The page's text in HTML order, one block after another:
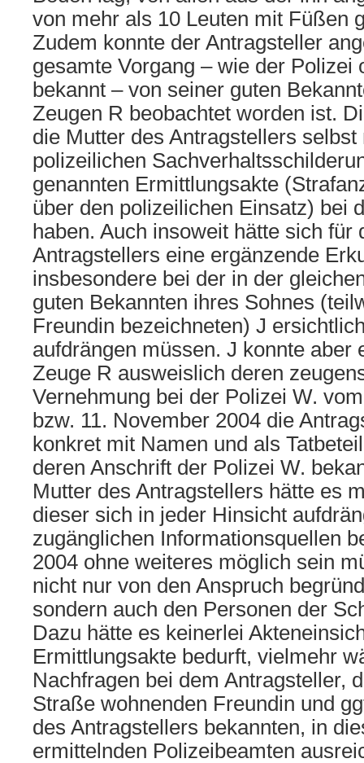
von mehr als 10 Leuten mit Füßen
Zudem konnte der Antragsteller
gesamte Vorgang – wie der Polizei
bekannt – von seiner guten
Zeugen R beobachtet worden ist.
die Mutter des Antragstellers selbst
polizeilichen
genannten Ermittlungsakte
über den polizeilichen Einsatz) bei
haben. Auch insoweit hätte sich für
Antragstellers eine ergänzende
insbesondere bei der in der
guten Bekannten ihres Sohnes
Freundin bezeichneten) J
aufdrängen müssen. J konnte aber
Zeuge R ausweislich deren
Vernehmung bei der Polizei W.
bzw. 11. November 2004 die
konkret mit Namen und als
deren Anschrift der Polizei W.
Mutter des Antragstellers hätte es
dieser sich in jeder Hinsicht
zugänglichen Informationsquellen
2004 ohne weiteres möglich sein
nicht nur von den Anspruch
sondern auch den Personen der
Dazu hätte es keinerlei
Ermittlungsakte bedurft, vielmehr
Nachfragen bei dem Antragsteller,
Straße wohnenden Freundin und
des Antragstellers bekannten, in
ermittelnden Polizeibeamten